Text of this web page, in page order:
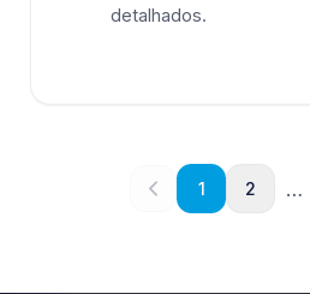
detalhados.
1 2 …